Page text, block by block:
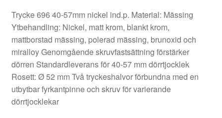
Trycke 696 40-57mm nickel ind.p. Material: Mässing
Ytbehandling: Nickel, matt krom, blankt krom,
mattborstad mässing, polerad mässing, brunoxid och
miralloy Genomgående skruvfastsättning förstärker
dörren Standardleverans för 40-57 mm dörrtjocklek
Rosett: Ø 52 mm Två tryckeshalvor förbundna med en
utbytbar fyrkantpinne och skruv för varierande
dörrtjocklekar